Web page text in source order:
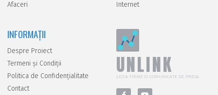
Afaceri
Internet
INFORMAȚII
Despre Proiect
Termeni și Condiții
Politica de Confidențialitate
Contact
UNLINK
LISTA FIRME SI COMUNICATE DE PRESA